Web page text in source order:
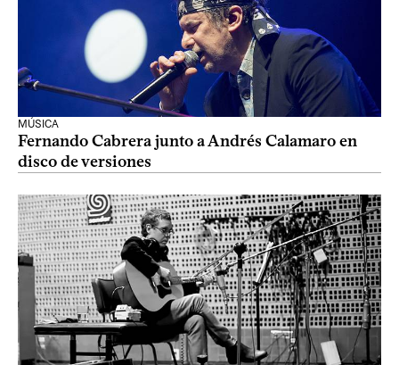
MÚSICA
Fernando Cabrera junto a Andrés Calamaro en
disco de versiones